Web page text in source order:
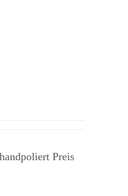
Preis